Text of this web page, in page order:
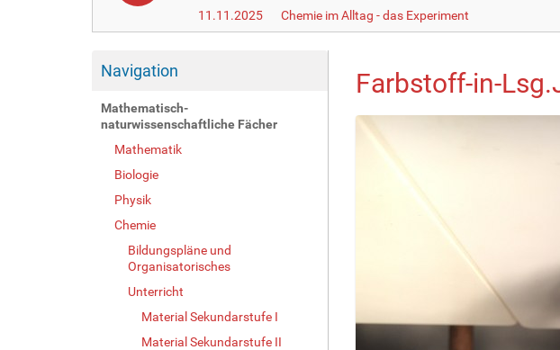
11.11.2025
Chemie im Alltag - das Experiment
Navigation
Mathematisch-
naturwissenschaftliche Fächer
Mathematik
Biologie
Physik
Chemie
Bildungspläne und
Organisatorisches
Unterricht
Material Sekundarstufe I
Material Sekundarstufe II
Farbstoff-in-